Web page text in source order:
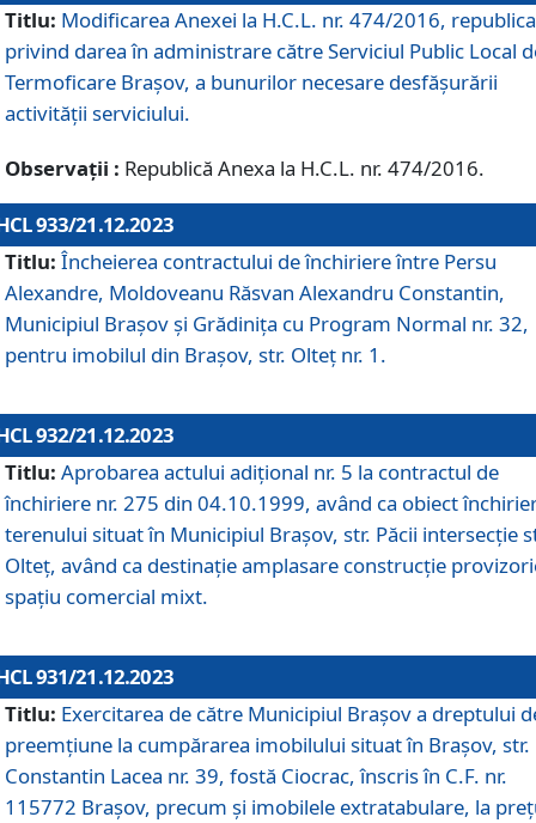
Titlu: Modificarea Anexei la H.C.L. nr. 474/2016,
privind darea în administrare către Serviciul Public Local
Termoficare Braşov, a bunurilor necesare desfăşurării
activităţii serviciului.
Observații : Republică Anexa la H.C.L. nr. 474/2016.
933/21.12.2023
Titlu: Încheierea contractului de închiriere între Persu
Alexandre, Moldoveanu Răsvan Alexandru Constantin,
Municipiul Braşov şi Grădinița cu Program Normal nr. 32,
pentru imobilul din Brașov, str. Olteț nr. 1.
932/21.12.2023
Titlu: Aprobarea actului adițional nr. 5 la contractul de
închiriere nr. 275 din 04.10.1999, având ca obiect
terenului situat în Municipiul Brașov, str. Păcii intersecție
Olteț, având ca destinație amplasare construcție
spațiu comercial mixt.
931/21.12.2023
Titlu: Exercitarea de către Municipiul Brașov a dreptului
preemțiune la cumpărarea imobilului situat în Brașov, str.
Constantin Lacea nr. 39, fostă Ciocrac, înscris în C.F. nr.
115772 Brașov, precum și imobilele extratabulare, la